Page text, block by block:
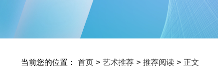
当前您的位置： 首页 > 艺术推荐 > 推荐阅读 > 正文